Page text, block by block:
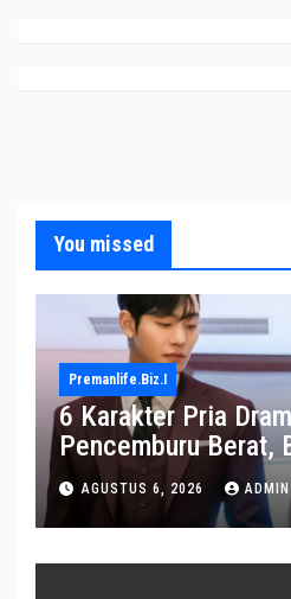
You missed
Premanlife.biz.i
6 Karakter Pria
Pencemburu Berat,
Gemas
AGUSTUS 6, 2026 ADMIN